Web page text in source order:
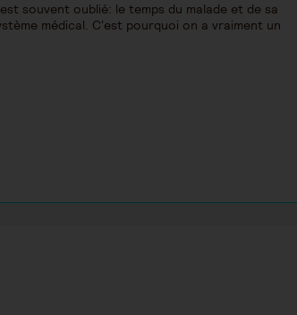
souvent oublié: le temps du malade et de sa
médical. C'est pourquoi on a vraiment un